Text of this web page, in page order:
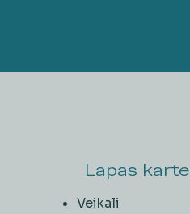
Lapas karte
Veikali